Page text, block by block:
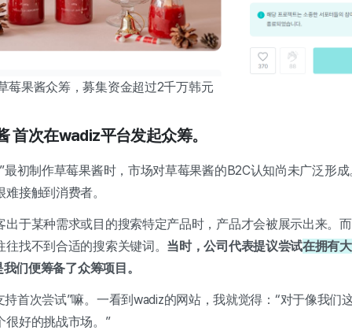
莓果酱众筹，募集资金超过2千万韩元
首次在wadiz平台发起众筹。
最初制作草莓果酱时，市场对草莓果酱的B2C认知尚未广泛形
接触到消费者。
出于某种需求或目的搜索特定产品时，产品才会被展示出来。
找不到合适的搜索关键词。 当时，公司代表提议尝试在拥有
们便筹备了众筹项目。
持首次尝试”嘛。一看到wadiz的网站，我就觉得：“对于像我们
很好的挑战市场。”